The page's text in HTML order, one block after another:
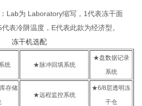
Lab为 Laboratory缩写，1代表冻干面
表冷阱温度，E代表此款为经济型。
冻干机选配
统 ★脉冲回填系统
★盘数据记录
系统
存储
★远程监控系统
★6/8层透明冻
干仓